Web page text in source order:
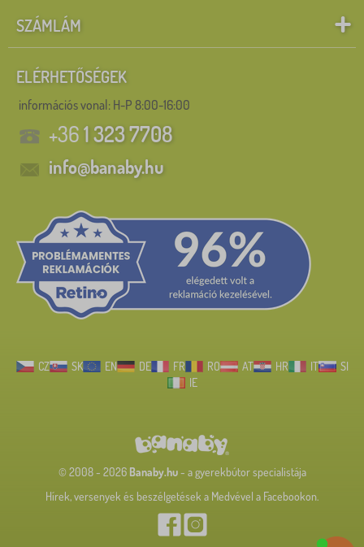
SZÁMLÁM
ELÉRHETŐSÉGEK
információs vonal: H-P 8:00-16:00
+361 323 7708
info@banaby.hu
CZ SK EN DE FR RO AT HR IT
SI
IE
© 2008 - 2026 Banaby.hu- a gyerekbútor specialistája
Hírek, versenyek és beszélgetések a Medvével a Facebookon.